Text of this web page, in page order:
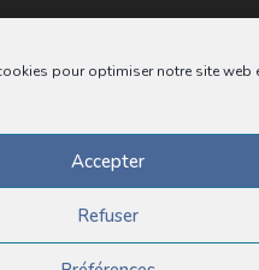
pour optimiser notre site web
Accepter
Refuser
de la commune sur